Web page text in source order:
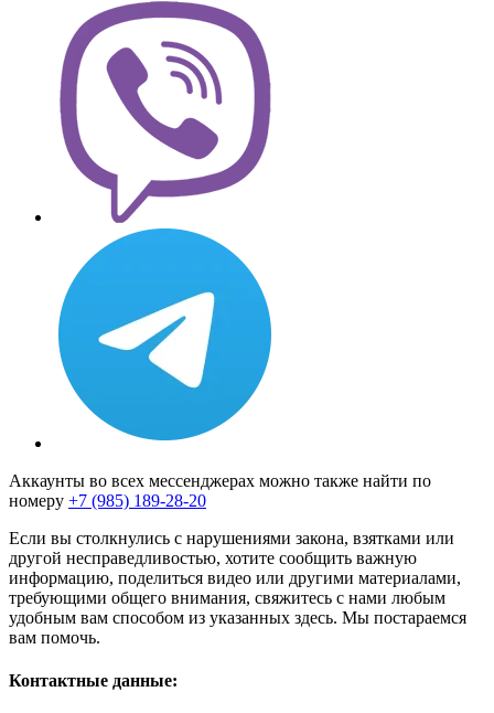
Аккаунты во всех мессенджерах можно также найти по
номеру +7 (985) 189-28-20
Если вы столкнулись с нарушениями закона, взятками или
другой несправедливостью, хотите сообщить важную
информацию, поделиться видео или другими материалами,
требующими общего внимания, свяжитесь с нами любым
удобным вам способом из указанных здесь. Мы постараемся
вам помочь.
Контактные данные: